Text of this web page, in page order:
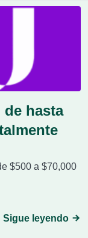
de hasta
$500 a $70,000
Sigue leyendo